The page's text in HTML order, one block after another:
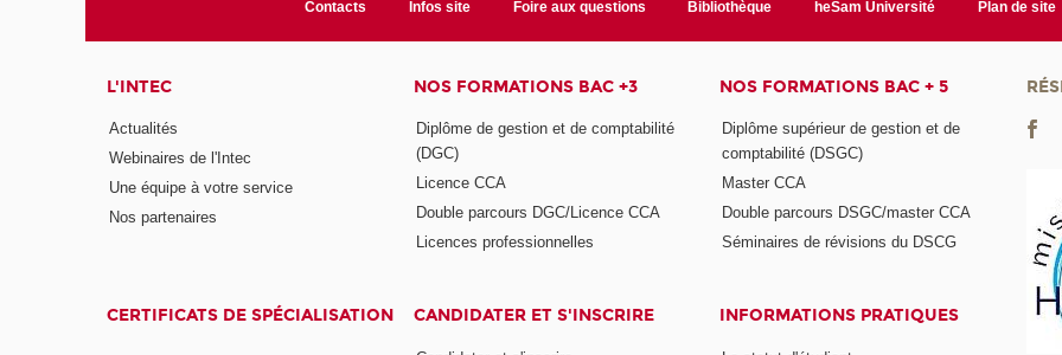
Contacts Infos site Foire aux questions Bibliothèque heSam Université Plan de site
L'INTEC
Actualités
Webinaires de l'Intec
Une équipe à votre service
Nos partenaires
NOS FORMATIONS BAC +3
Diplôme de gestion et de comptabilité
(DGC)
Licence CCA
Double parcours DGC/Licence CCA
Licences professionnelles
NOS FORMATIONS BAC + 5
Diplôme supérieur de gestion et de
comptabilité (DSGC)
Master CCA
Double parcours DSGC/master CCA
Séminaires de révisions du DSCG
CERTIFICATS DE SPÉCIALISATION CANDIDATER ET S'INSCRIRE INFORMATIONS PRATIQUES